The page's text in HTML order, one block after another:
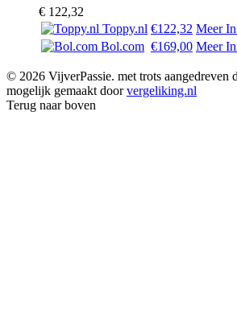
€ 122,32
Toppy.nl €122,32 Meer
Bol.com €169,00 Meer
© 2026 VijverPassie. met trots aangedreven
mogelijk gemaakt doorvergeliking.nl
Terug naar boven